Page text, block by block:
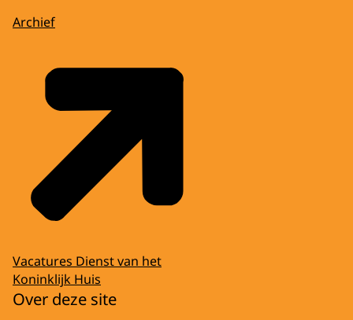
Archief
Vacatures Dienst van het
Koninklijk Huis
Over deze site